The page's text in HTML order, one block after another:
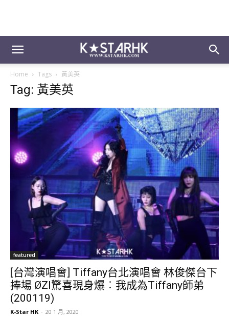
Home Tags 黃美英
Tag: 黃美英
featured
[台灣演唱會] Tiffany台北演唱會 林俊傑台下
捧場 ØZI驚喜現身爆︰我成為Tiffany師弟
(200119)
K-Star HK - 20 1 月, 2020